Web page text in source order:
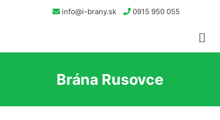
info@i-brany.sk 0915 950 055
Brána Rusovce